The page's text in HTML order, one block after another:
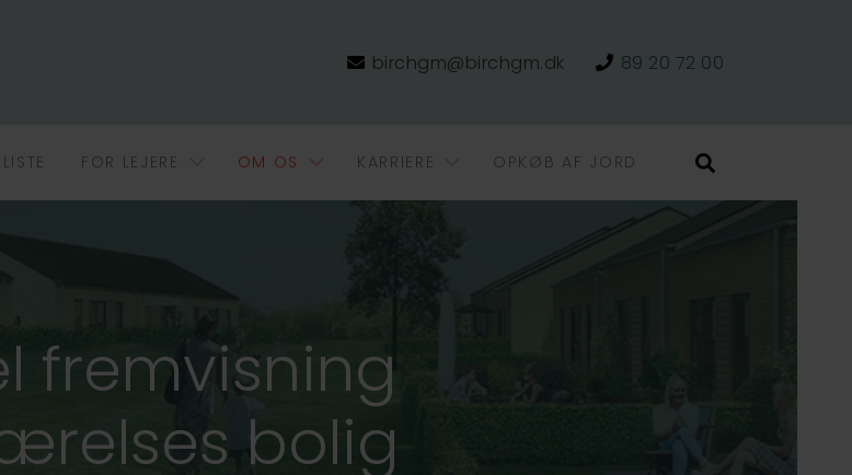
birchgm@birchgm.dk 89 20 72 00
FOR LEJERE OM OS KARRIERE OPKØB AF JORD
Søg
fremvisning
bolig